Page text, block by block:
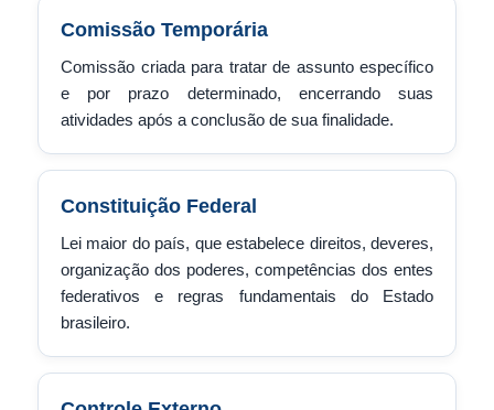
Comissão Temporária
Comissão criada para tratar de assunto específico
e por prazo determinado, encerrando suas
atividades após a conclusão de sua finalidade.
Constituição Federal
Lei maior do país, que estabelece direitos, deveres,
organização dos poderes, competências dos entes
federativos e regras fundamentais do Estado
brasileiro.